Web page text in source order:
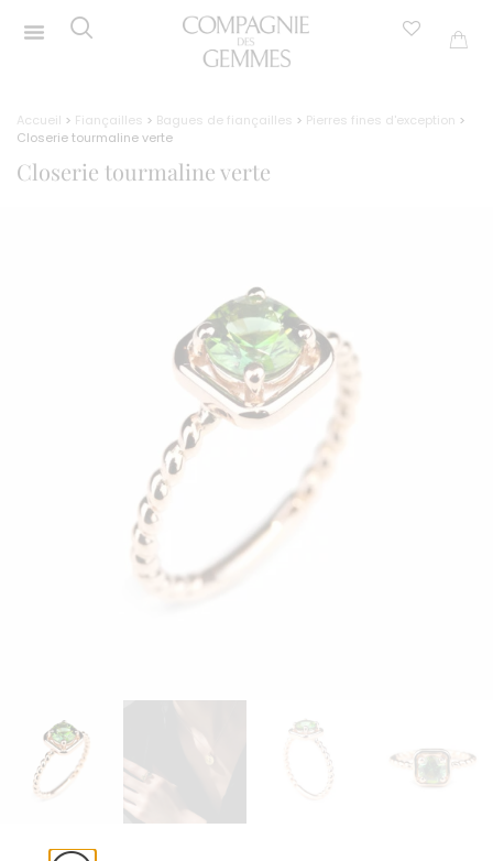
Accueil > Fiançailles > Bagues de fiançailles > Pierres fines d'exception >
Closerie tourmaline verte
Closerie tourmaline verte